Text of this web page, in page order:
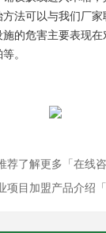
法可以与我们厂
的危害主要表现
。
荐了解更多「在线咨
项目加盟产品介绍「